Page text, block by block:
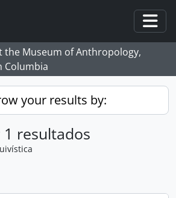
the Museum of Anthropology,
Columbia
your results by:
resultados